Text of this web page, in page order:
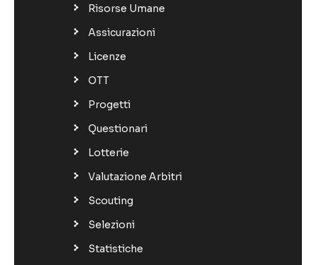
Risorse Umane
Assicurazioni
Licenze
OTT
Progetti
Questionari
Lotterie
Valutazione Arbitri
Scouting
Selezioni
Statistiche